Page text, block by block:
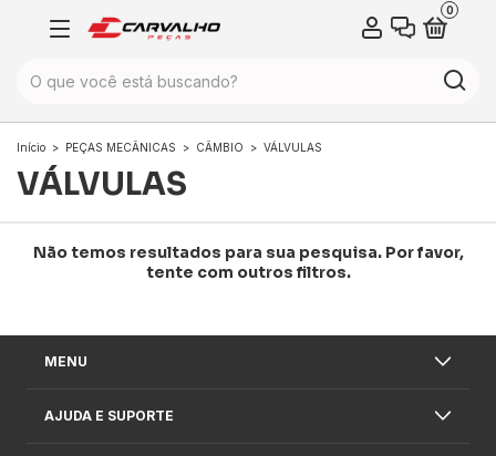
0
Início > PEÇAS MECÂNICAS > CÂMBIO > VÁLVULAS
VÁLVULAS
Não temos resultados para sua pesquisa. Por favor,
tente com outros filtros.
MENU
AJUDA E SUPORTE